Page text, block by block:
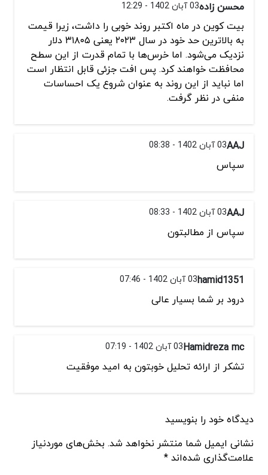
محسن زاده03 آبان 1402 - 12:29
بیت کوین در ماه اکتبر روند خوبی را داشت، زیرا قیمت
به بالاترین حد خود در سال ۲۰۲۳ یعنی ۳۱۸۰۵ دلار
نزدیک می‌شود. اما خرس‌ها با تمام قدرت از این سطح
محافظت خواهند کرد. پس افت جزئی قابل انتظار است
اما نباید از این روند به عنوان شروع یک احساسات
منفی در نظر گرفت.
AAJ03 آبان 1402 - 08:38
سپاس
AAJ03 آبان 1402 - 08:33
سپاس از مطالبتون
hamid135103 آبان 1402 - 07:46
درود بر شما بسیار عالی
Hamidreza mc03 آبان 1402 - 07:19
تشكر از ارائه تحليل خوبتون به اميد موفقيت
دیدگاه خود را بنویسید
نشانی ایمیل شما منتشر نخواهد شد. بخش‌های موردنیاز
علامت‌گذاری شده‌اند *